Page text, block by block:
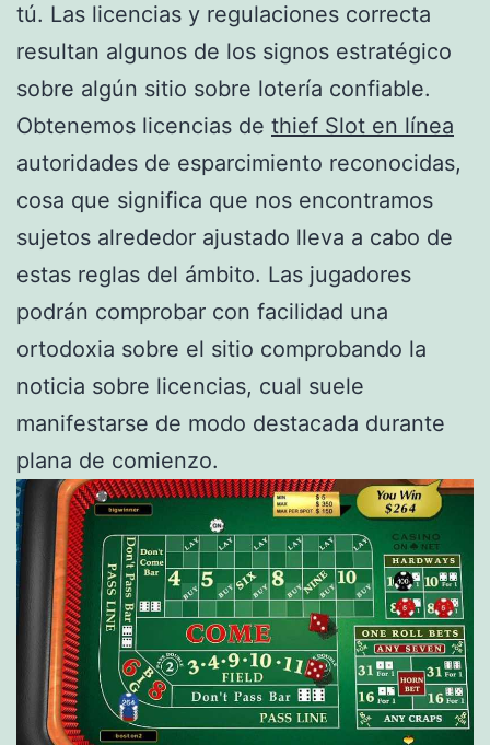
tú. Las licencias y regulaciones correcta
resultan algunos de los signos estratégico
sobre algún sitio sobre lotería confiable.
Obtenemos licencias de thief Slot en línea
autoridades de esparcimiento reconocidas,
cosa que significa que nos encontramos
sujetos alrededor ajustado lleva a cabo de
estas reglas del ámbito. Las jugadores
podrán comprobar con facilidad una
ortodoxia sobre el sitio comprobando la
noticia sobre licencias, cual suele
manifestarse de modo destacada durante
plana de comienzo.